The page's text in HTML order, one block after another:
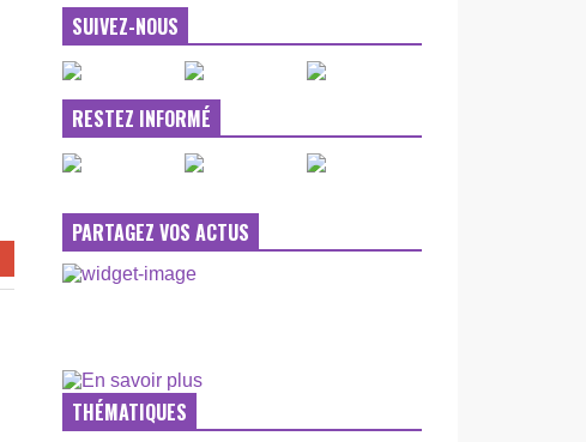
SUIVEZ-NOUS
RESTEZ INFORMÉ
PARTAGEZ VOS ACTUS
THÉMATIQUES